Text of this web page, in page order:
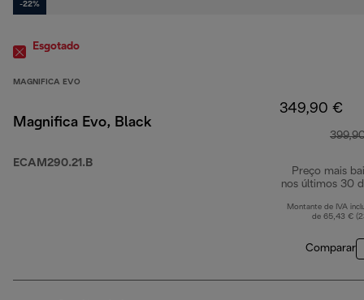
-22%
Esgotado
MAGNIFICA EVO
Magnifica Evo, Black
ECAM290.21.B
349,90 €
Preço mais
nos últimos 30
Montante de IVA
de 65,43 €
Comparar